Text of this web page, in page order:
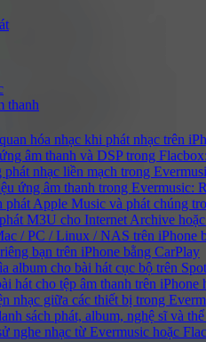
thanh
hóa nhạc khi phát nhạc trên
âm thanh và DSP trong
phát nhạc liền mạch trong
ứng âm thanh trong Evermusic:
phát Apple Music và phát chúng
M3U cho Internet Archive
/ PC / Linux / NAS trên
bạn trên iPhone bằng CarPlay
album cho bài hát cục bộ trên
hát cho tệp âm thanh trên
nhạc giữa các thiết bị trong
sách phát, album, nghệ sĩ và
nghe nhạc từ Evermusic hoặc